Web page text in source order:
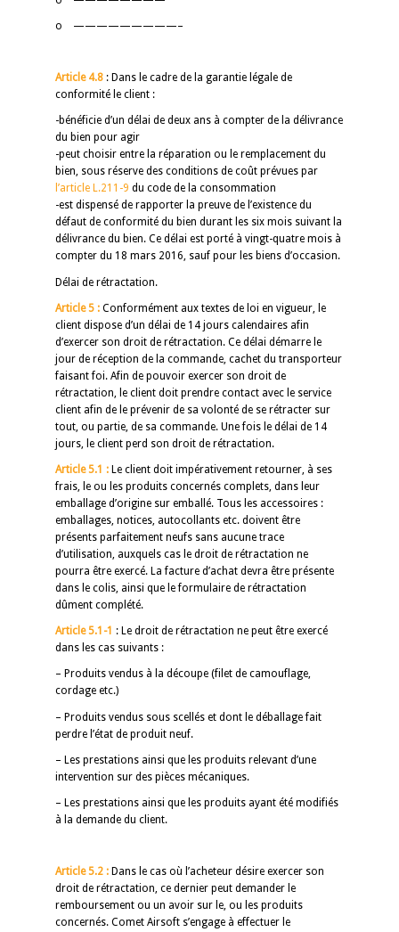
o —————————–
Article 4.8 : Dans le cadre de la garantie légale de
conformité le client :
-bénéficie d’un délai de deux ans à compter de la délivrance
du bien pour agir
-peut choisir entre la réparation ou le remplacement du
bien, sous réserve des conditions de coût prévues par
l’article L.211-9 du code de la consommation
-est dispensé de rapporter la preuve de l’existence du
défaut de conformité du bien durant les six mois suivant la
délivrance du bien. Ce délai est porté à vingt-quatre mois à
compter du 18 mars 2016, sauf pour les biens d’occasion.
Délai de rétractation.
Article 5 : Conformément aux textes de loi en vigueur, le
client dispose d’un délai de 14 jours calendaires afin
d’exercer son droit de rétractation. Ce délai démarre le
jour de réception de la commande, cachet du transporteur
faisant foi. Afin de pouvoir exercer son droit de
rétractation, le client doit prendre contact avec le service
client afin de le prévenir de sa volonté de se rétracter sur
tout, ou partie, de sa commande. Une fois le délai de 14
jours, le client perd son droit de rétractation.
Article 5.1 : Le client doit impérativement retourner, à ses
frais, le ou les produits concernés complets, dans leur
emballage d’origine sur emballé. Tous les accessoires :
emballages, notices, autocollants etc. doivent être
présents parfaitement neufs sans aucune trace
d’utilisation, auxquels cas le droit de rétractation ne
pourra être exercé. La facture d’achat devra être présente
dans le colis, ainsi que le formulaire de rétractation
dûment complété.
Article 5.1-1 : Le droit de rétractation ne peut être exercé
dans les cas suivants :
– Produits vendus à la découpe (filet de camouflage,
cordage etc.)
– Produits vendus sous scellés et dont le déballage fait
perdre l’état de produit neuf.
– Les prestations ainsi que les produits relevant d’une
intervention sur des pièces mécaniques.
– Les prestations ainsi que les produits ayant été modifiés
à la demande du client.
Article 5.2 : Dans le cas où l’acheteur désire exercer son
droit de rétractation, ce dernier peut demander le
remboursement ou un avoir sur le, ou les produits
concernés. Comet Airsoft s’engage à effectuer le